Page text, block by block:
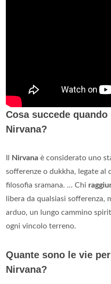
Cosa succede quando
Nirvana?
Nirvana è considerato uno
sofferenze o dukkha, legate al
filosofia sramana. ... Chi
libera da qualsiasi sofferenza,
arduo, un lungo cammino
ogni vincolo terreno.
Quante sono le vie
Nirvana?